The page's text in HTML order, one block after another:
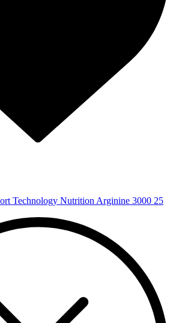
Technology Nutrition Arginine 3000 25